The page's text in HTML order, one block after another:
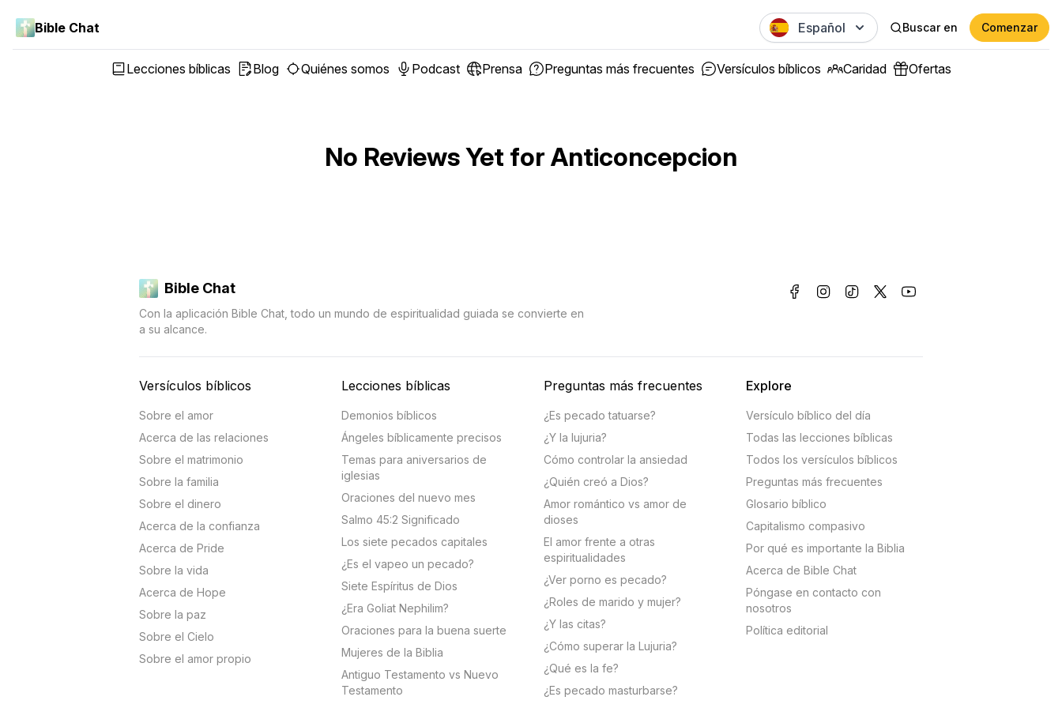
Bible Chat Español Buscar en Comenzar
Lecciones bíblicas Blog Quiénes somos Podcast Prensa Preguntas más frecuentes Versículos bíblicos Caridad Ofertas
No Reviews Yet for Anticoncepcion
Bible Chat
Con la aplicación Bible Chat, todo un mundo de espiritualidad guiada se convierte en
a su alcance.
Versículos bíblicos
Sobre el amor
Acerca de las relaciones
Sobre el matrimonio
Sobre la familia
Sobre el dinero
Acerca de la confianza
Acerca de Pride
Sobre la vida
Acerca de Hope
Sobre la paz
Sobre el Cielo
Sobre el amor propio
Lecciones bíblicas
Demonios bíblicos
Ángeles bíblicamente precisos
Temas para aniversarios de
iglesias
Oraciones del nuevo mes
Salmo 45:2 Significado
Los siete pecados capitales
¿Es el vapeo un pecado?
Siete Espíritus de Dios
¿Era Goliat Nephilim?
Oraciones para la buena suerte
Mujeres de la Biblia
Antiguo Testamento vs Nuevo
Testamento
Preguntas más frecuentes
¿Es pecado tatuarse?
¿Y la lujuria?
Cómo controlar la ansiedad
¿Quién creó a Dios?
Amor romántico vs amor de
dioses
El amor frente a otras
espiritualidades
¿Ver porno es pecado?
¿Roles de marido y mujer?
¿Y las citas?
¿Cómo superar la Lujuria?
¿Qué es la fe?
¿Es pecado masturbarse?
Explore
Versículo bíblico del día
Todas las lecciones bíblicas
Todos los versículos bíblicos
Preguntas más frecuentes
Glosario bíblico
Capitalismo compasivo
Por qué es importante la Biblia
Acerca de Bible Chat
Póngase en contacto con
nosotros
Política editorial